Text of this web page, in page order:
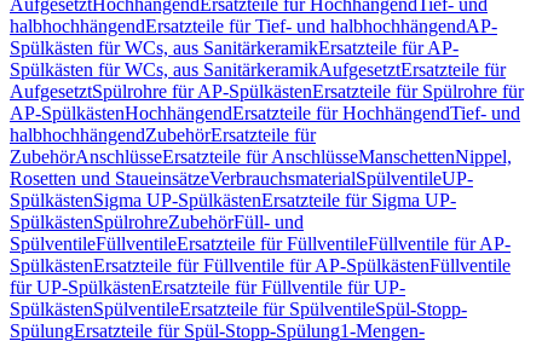
AufgesetztHochhängendErsatzteile für HochhängendTief- und
halbhochhängendErsatzteile für Tief- und halbhochhängendAP-
Spülkästen für WCs, aus SanitärkeramikErsatzteile für AP-
Spülkästen für WCs, aus SanitärkeramikAufgesetztErsatzteile für
AufgesetztSpülrohre für AP-SpülkästenErsatzteile für Spülrohre für
AP-SpülkästenHochhängendErsatzteile für HochhängendTief- und
halbhochhängendZubehörErsatzteile für
ZubehörAnschlüsseErsatzteile für AnschlüsseManschettenNippel,
Rosetten und StaueinsätzeVerbrauchsmaterialSpülventileUP-
SpülkästenSigma UP-SpülkästenErsatzteile für Sigma UP-
SpülkästenSpülrohreZubehörFüll- und
SpülventileFüllventileErsatzteile für FüllventileFüllventile für AP-
SpülkästenErsatzteile für Füllventile für AP-SpülkästenFüllventile
für UP-SpülkästenErsatzteile für Füllventile für UP-
SpülkästenSpülventileErsatzteile für SpülventileSpül-Stopp-
SpülungErsatzteile für Spül-Stopp-Spülung1-Mengen-